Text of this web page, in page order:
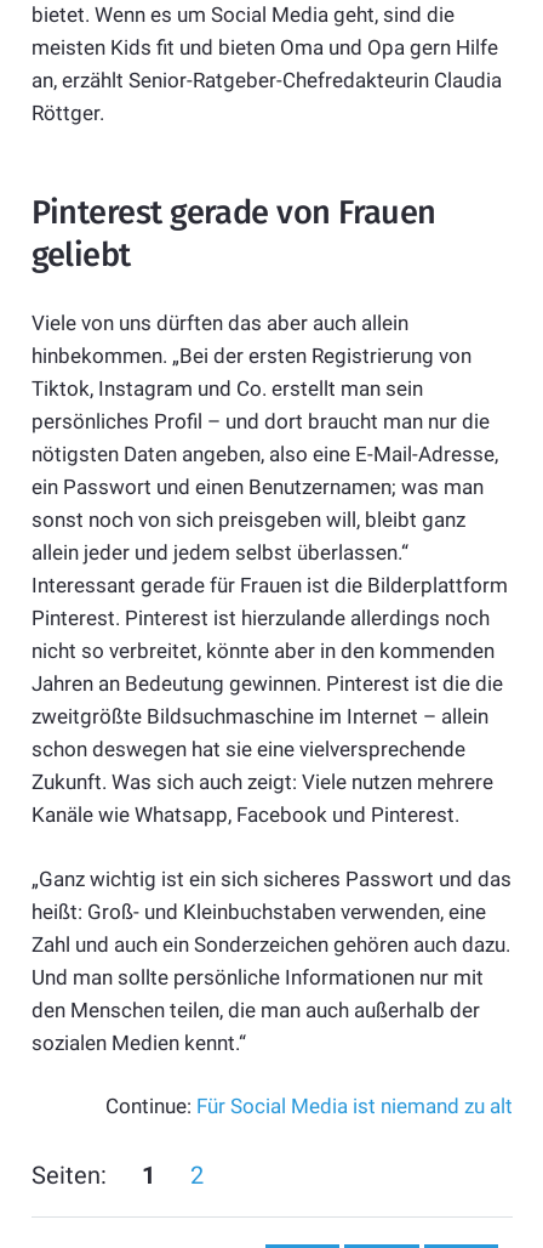
bietet. Wenn es um Social Media geht, sind die
meisten Kids fit und bieten Oma und Opa gern Hilfe
an, erzählt Senior-Ratgeber-Chefredakteurin Claudia
Röttger.
Pinterest gerade von Frauen
geliebt
Viele von uns dürften das aber auch allein
hinbekommen. „Bei der ersten Registrierung von
Tiktok, Instagram und Co. erstellt man sein
persönliches Profil – und dort braucht man nur die
nötigsten Daten angeben, also eine E-Mail-Adresse,
ein Passwort und einen Benutzernamen; was man
sonst noch von sich preisgeben will, bleibt ganz
allein jeder und jedem selbst überlassen.“
Interessant gerade für Frauen ist die Bilderplattform
Pinterest. Pinterest ist hierzulande allerdings noch
nicht so verbreitet, könnte aber in den kommenden
Jahren an Bedeutung gewinnen. Pinterest ist die die
zweitgrößte Bildsuchmaschine im Internet – allein
schon deswegen hat sie eine vielversprechende
Zukunft. Was sich auch zeigt: Viele nutzen mehrere
Kanäle wie Whatsapp, Facebook und Pinterest.
„Ganz wichtig ist ein sich sicheres Passwort und das
heißt: Groß- und Kleinbuchstaben verwenden, eine
Zahl und auch ein Sonderzeichen gehören auch dazu.
Und man sollte persönliche Informationen nur mit
den Menschen teilen, die man auch außerhalb der
sozialen Medien kennt.“
Continue: Für Social Media ist niemand zu alt
Seiten: 1 2